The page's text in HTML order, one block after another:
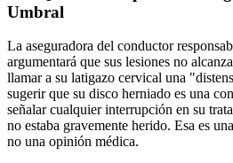
Umbral
La aseguradora del conductor
argumentará que sus lesiones no
llamar a su latigazo cervical una
sugerir que su disco herniado es una
señalar cualquier interrupción en su
no estaba gravemente herido. Esa es
no una opinión médica.